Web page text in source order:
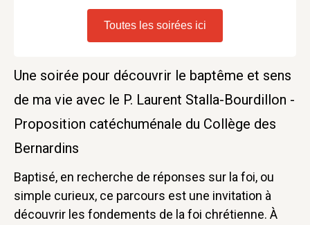
Toutes les soirées ici
Une soirée pour découvrir le baptême et sens
de ma vie avec le P. Laurent Stalla-Bourdillon -
Proposition catéchuménale du Collège des
Bernardins
Baptisé, en recherche de réponses sur la foi, ou
simple curieux, ce parcours est une invitation à
découvrir les fondements de la foi chrétienne. À